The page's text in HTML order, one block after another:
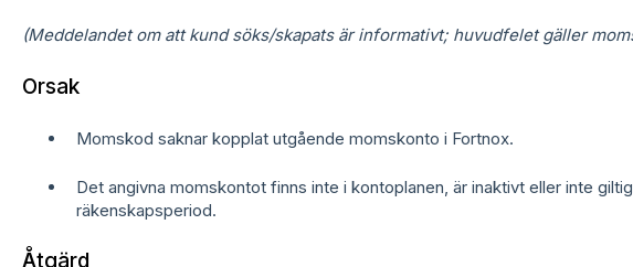
(Meddelandet om att kund söks/skapats är informativt; huvudfelet gäller
Orsak
Momskod saknar kopplat utgående momskonto i Fortnox.
Det angivna momskontot finns inte i kontoplanen, är inaktivt eller inte
räkenskapsperiod.
Åtgärd